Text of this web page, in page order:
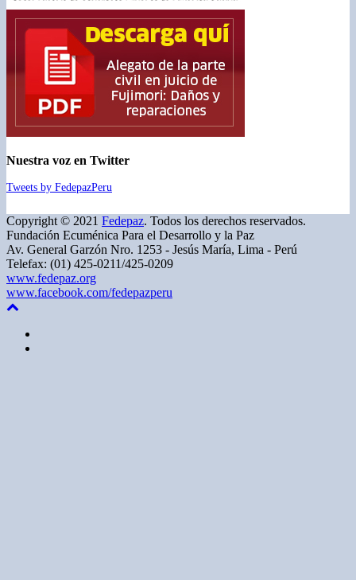
Nuestra voz en Twitter
Tweets by FedepazPeru
Copyright © 2021 Fedepaz. Todos los derechos reservados.
Fundación Ecuménica Para el Desarrollo y la Paz
Av. General Garzón Nro. 1253 - Jesús María, Lima - Perú
Telefax: (01) 425-0211/425-0209
www.fedepaz.org
www.facebook.com/fedepazperu